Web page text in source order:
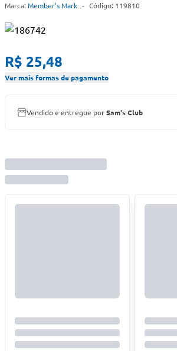
Marca: Member's Mark - Código: 119810
R$ 25,48
Ver mais formas de pagamento
Vendido e entregue porSam's Club